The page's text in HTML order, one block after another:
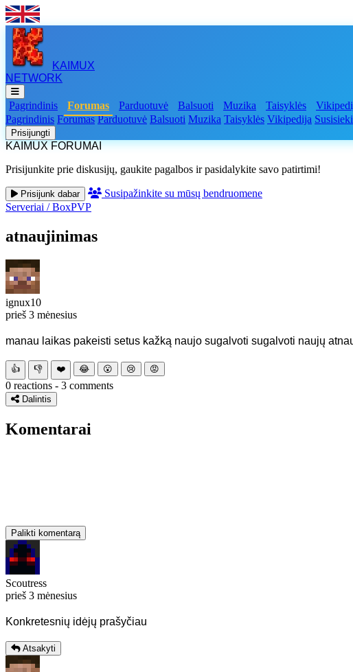
KAIMUX
NETWORK
Pagrindinis Forumas Parduotuvė Balsuoti Muzika Taisyklės
Pagrindinis Forumas Parduotuvė Balsuoti Muzika Taisyklės Vikipedija
Prisijungti
KAIMUX FORUMAI
Prisijunkite prie diskusijų, gaukite pagalbos ir pasidalykite savo patirtimi!
Prisijunk dabar
Susipažinkite su mūsų bendruomene
Serveriai / BoxPVP
atnaujinimas
ignux10
prieš 3 mėnesius
manau laikas pakeisti setus kažką naujo sugalvoti sugalvoti naujų
👍 👎 ❤️ 😂 😮 😢 😡
0 reactions - 3 comments
Dalintis
Komentarai
Palikti komentarą
Scoutress
prieš 3 mėnesius
Konkretesnių idėjų prašyčiau
Atsakyti